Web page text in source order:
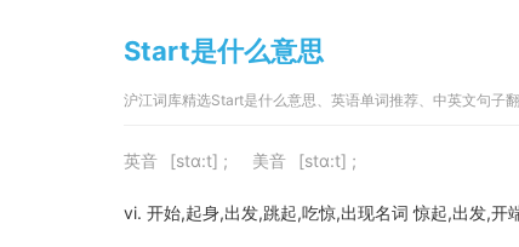
Start是什么意思
沪江词库精选Start是什么意思、英语单词推荐、中英文句子
英音 [stɑ:t] ; 美音 [stɑ:t] ;
vi. 开始,起身,出发,跳起,吃惊,出现名词 惊起,出发,开